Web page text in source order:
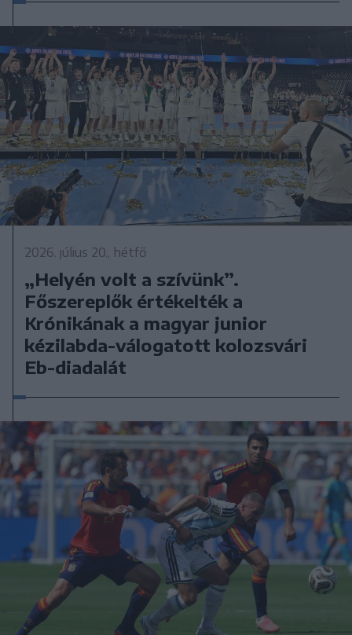
2026. július 20., hétfő
„Helyén volt a szívünk”.
Főszereplők értékelték a
Krónikának a magyar junior
kézilabda-válogatott kolozsvári
Eb-diadalát